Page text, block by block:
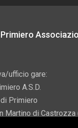
ufficio gare:
A.S.D.
Primiero
Martino di Castrozza